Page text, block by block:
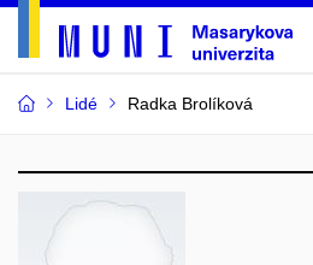
Lidé Radka Brolíková